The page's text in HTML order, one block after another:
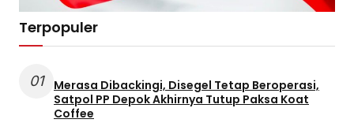
Terpopuler
01
Merasa Dibackingi, Disegel Tetap Beroperasi,
Satpol PP Depok Akhirnya Tutup Paksa Koat
Coffee